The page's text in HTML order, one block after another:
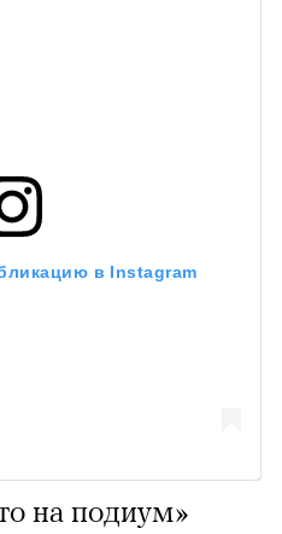
в Instagram
на подиум»